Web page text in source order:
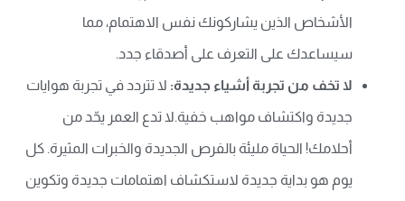
الأشخاص الذين يشاركونك نفس الاهتمام، مما
سيساعدك على التعرف على أصدقاء جدد.
لا تخف من تجربة أشياء جديدة: لا تتردد في تجربة هوايات
جديدة واكتشاف مواهب خفية.لا تدع العمر يحّد من
أحلامك! الحياة مليئة بالفرص الجديدة والخبرات المثيرة. كل
يوم هو بداية جديدة لاستكشاف اهتمامات جديدة وتكوين